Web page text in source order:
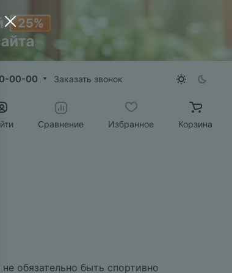
00-00 Заказать звонок
Сравнение Избранное Корзина
обязательно быть спортивно